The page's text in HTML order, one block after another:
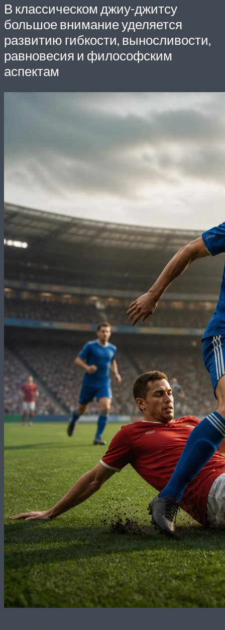
В классическом джиу-джитсу
большое внимание уделяется
развитию гибкости, выносливости,
равновесия и философским
аспектам